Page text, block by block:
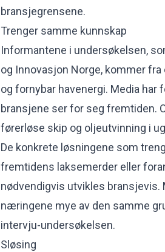
bransjegrensene.
Trenger samme kunnskap
Informantene i undersøkelsen,
og Innovasjon Norge, kommer
og fornybar havenergi. Media
bransjene ser for seg fremtiden.
førerløse skip og oljeutvinning i
De konkrete løsningene som
fremtidens laksemerder eller
nødvendigvis utvikles bransjevis.
næringene mye av den samme
intervju-undersøkelsen.
Sløsing